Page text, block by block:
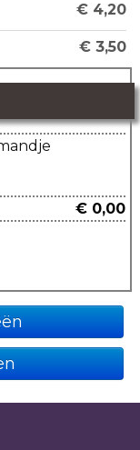
€ 4,20
€ 3,50
€ 0,00